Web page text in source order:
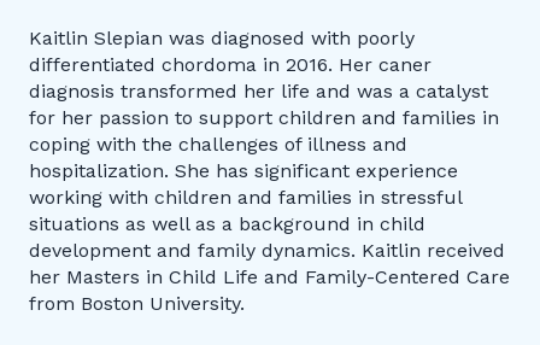
Kaitlin Slepian was diagnosed with poorly
differentiated chordoma in 2016. Her caner
diagnosis transformed her life and was a catalyst
for her passion to support children and families in
coping with the challenges of illness and
hospitalization. She has significant experience
working with children and families in stressful
situations as well as a background in child
development and family dynamics. Kaitlin received
her Masters in Child Life and Family-Centered Care
from Boston University.